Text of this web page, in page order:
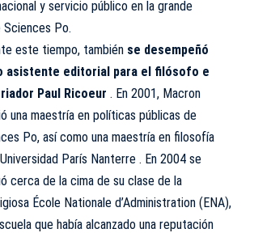
y servicio público en la grande
Sciences Po.
este tiempo, también se desempeñó
asistente editorial para el filósofo e
Paul Ricoeur . En 2001, Macron
una maestría en políticas públicas de
Po, así como una maestría en filosofía
París Nanterre . En 2004 se
cerca de la cima de su clase de la
École Nationale d’Administration (ENA),
que había alcanzado una reputación